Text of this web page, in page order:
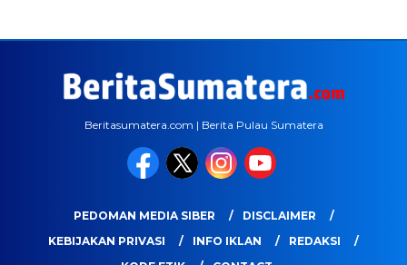
Beritasumatera.com | Berita Pulau Sumatera
PEDOMAN MEDIA SIBER
DISCLAIMER
KEBIJAKAN PRIVASI
INFO IKLAN
REDAKSI